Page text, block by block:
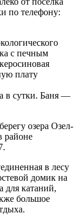
по телефону:
с печным
плату
в сутки. Баня —
озера Озел-
районе
в лесу
домик на
для катаний,
большое